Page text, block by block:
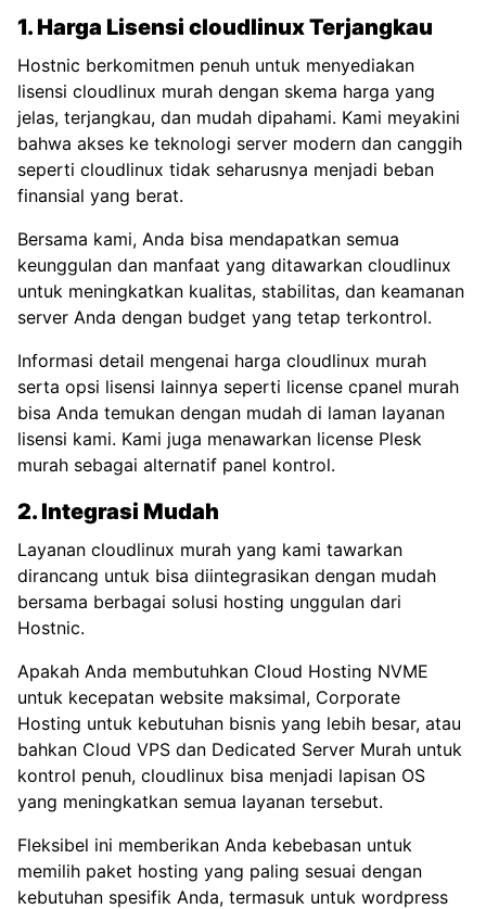
1. Harga Lisensi cloudlinux Terjangkau
Hostnic berkomitmen penuh untuk menyediakan
lisensi cloudlinux murah dengan skema harga yang
jelas, terjangkau, dan mudah dipahami. Kami meyakini
bahwa akses ke teknologi server modern dan canggih
seperti cloudlinux tidak seharusnya menjadi beban
finansial yang berat.
Bersama kami, Anda bisa mendapatkan semua
keunggulan dan manfaat yang ditawarkan cloudlinux
untuk meningkatkan kualitas, stabilitas, dan keamanan
server Anda dengan budget yang tetap terkontrol.
Informasi detail mengenai harga cloudlinux murah
serta opsi lisensi lainnya seperti license cpanel murah
bisa Anda temukan dengan mudah di laman layanan
lisensi kami. Kami juga menawarkan license Plesk
murah sebagai alternatif panel kontrol.
2. Integrasi Mudah
Layanan cloudlinux murah yang kami tawarkan
dirancang untuk bisa diintegrasikan dengan mudah
bersama berbagai solusi hosting unggulan dari
Hostnic.
Apakah Anda membutuhkan Cloud Hosting NVME
untuk kecepatan website maksimal, Corporate
Hosting untuk kebutuhan bisnis yang lebih besar, atau
bahkan Cloud VPS dan Dedicated Server Murah untuk
kontrol penuh, cloudlinux bisa menjadi lapisan OS
yang meningkatkan semua layanan tersebut.
Fleksibel ini memberikan Anda kebebasan untuk
memilih paket hosting yang paling sesuai dengan
kebutuhan spesifik Anda, termasuk untuk wordpress